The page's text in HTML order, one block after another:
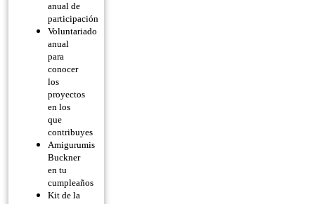
anual de
participación
Voluntariado
anual
para
conocer
los
proyectos
en los
que
contribuyes
Amigurumis
Buckner
en tu
cumpleaños
Kit de la